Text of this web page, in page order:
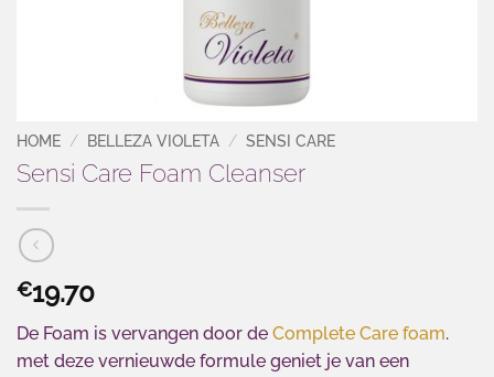
HOME / BELLEZA VIOLETA / SENSI CARE
Sensi Care Foam Cleanser
€19.70
De Foam is vervangen door de Complete Care foam.
met deze vernieuwde formule geniet je van een